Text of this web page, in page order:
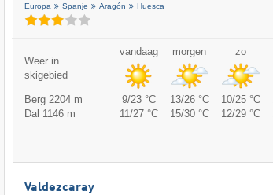
Europa Spanje Aragón Huesca
Weer in
skigebied
vandaag morgen zo
Berg 2204 m 9/23 °C 13/26 °C 10/25 °C
Dal 1146 m
11/27 °C 15/30 °C 12/29 °C
Valdezcaray